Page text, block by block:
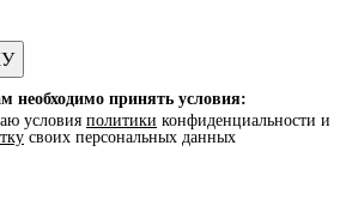
принять условия:
условия политики конфиденциальности и
своих персональных данных